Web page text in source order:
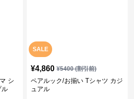
シ
ル
SALE
¥4,860 ¥5400(割引前)
ペアルック/お揃い Tシャツ カジ
ュアル